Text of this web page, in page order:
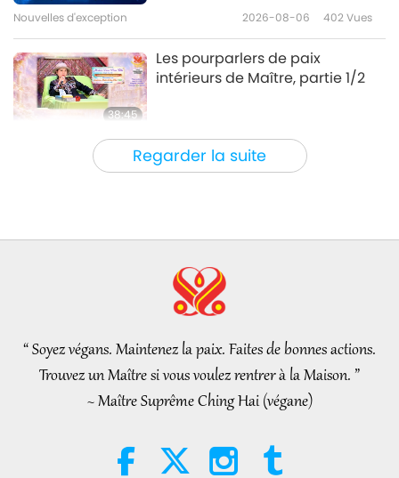
10:52
dévouement », partie 1/2
Regarder la suite
Nouvelles d'exception 2026-08-06 402Vues
38:45
Les pourparlers de paix
intérieurs de Maître, partie 1/2
Entre Maître et disciples 2026-08-06
25:38
“Fast Charge” Is Wonderful Way
Whenever Material World
Begins to Feel Too Imposing
“ Soyez végans. Maintenez la paix. Faites de bonnes actions.
Trouvez un Maître si vous voulez rentrer à la Maison. ”
~ Maître Suprême Ching Hai (végane)